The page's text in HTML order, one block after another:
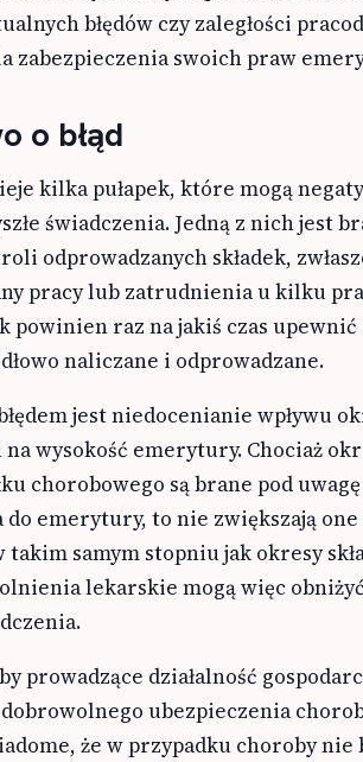
błędów czy zaległości
zabezpieczenia swoich praw
o błąd
kilka pułapek, które mogą
świadczenia. Jedną z nich jest
odprowadzanych składek,
pracy lub zatrudnienia u kilku
powinien raz na jakiś czas upewnić
naliczane i odprowadzane.
jest niedocenianie wpływu
na wysokość emerytury. Chociaż
chorobowego są brane pod
emerytury, to nie zwiększają one
samym stopniu jak okresy
lekarskie mogą więc
prowadzące działalność
dobrowolnego ubezpieczenia
że w przypadku choroby nie